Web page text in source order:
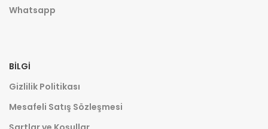
Whatsapp
BILGI
Gizlilik Politikası
Mesafeli Satış Sözleşmesi